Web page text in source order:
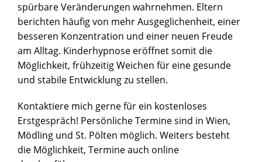
spürbare Veränderungen wahrnehmen. Eltern
berichten häufig von mehr Ausgeglichenheit, einer
besseren Konzentration und einer neuen Freude
am Alltag. Kinderhypnose eröffnet somit die
Möglichkeit, frühzeitig Weichen für eine gesunde
und stabile Entwicklung zu stellen.
Kontaktiere mich gerne für ein kostenloses
Erstgespräch! Persönliche Termine sind in Wien,
Mödling und St. Pölten möglich. Weiters besteht
die Möglichkeit, Termine auch online